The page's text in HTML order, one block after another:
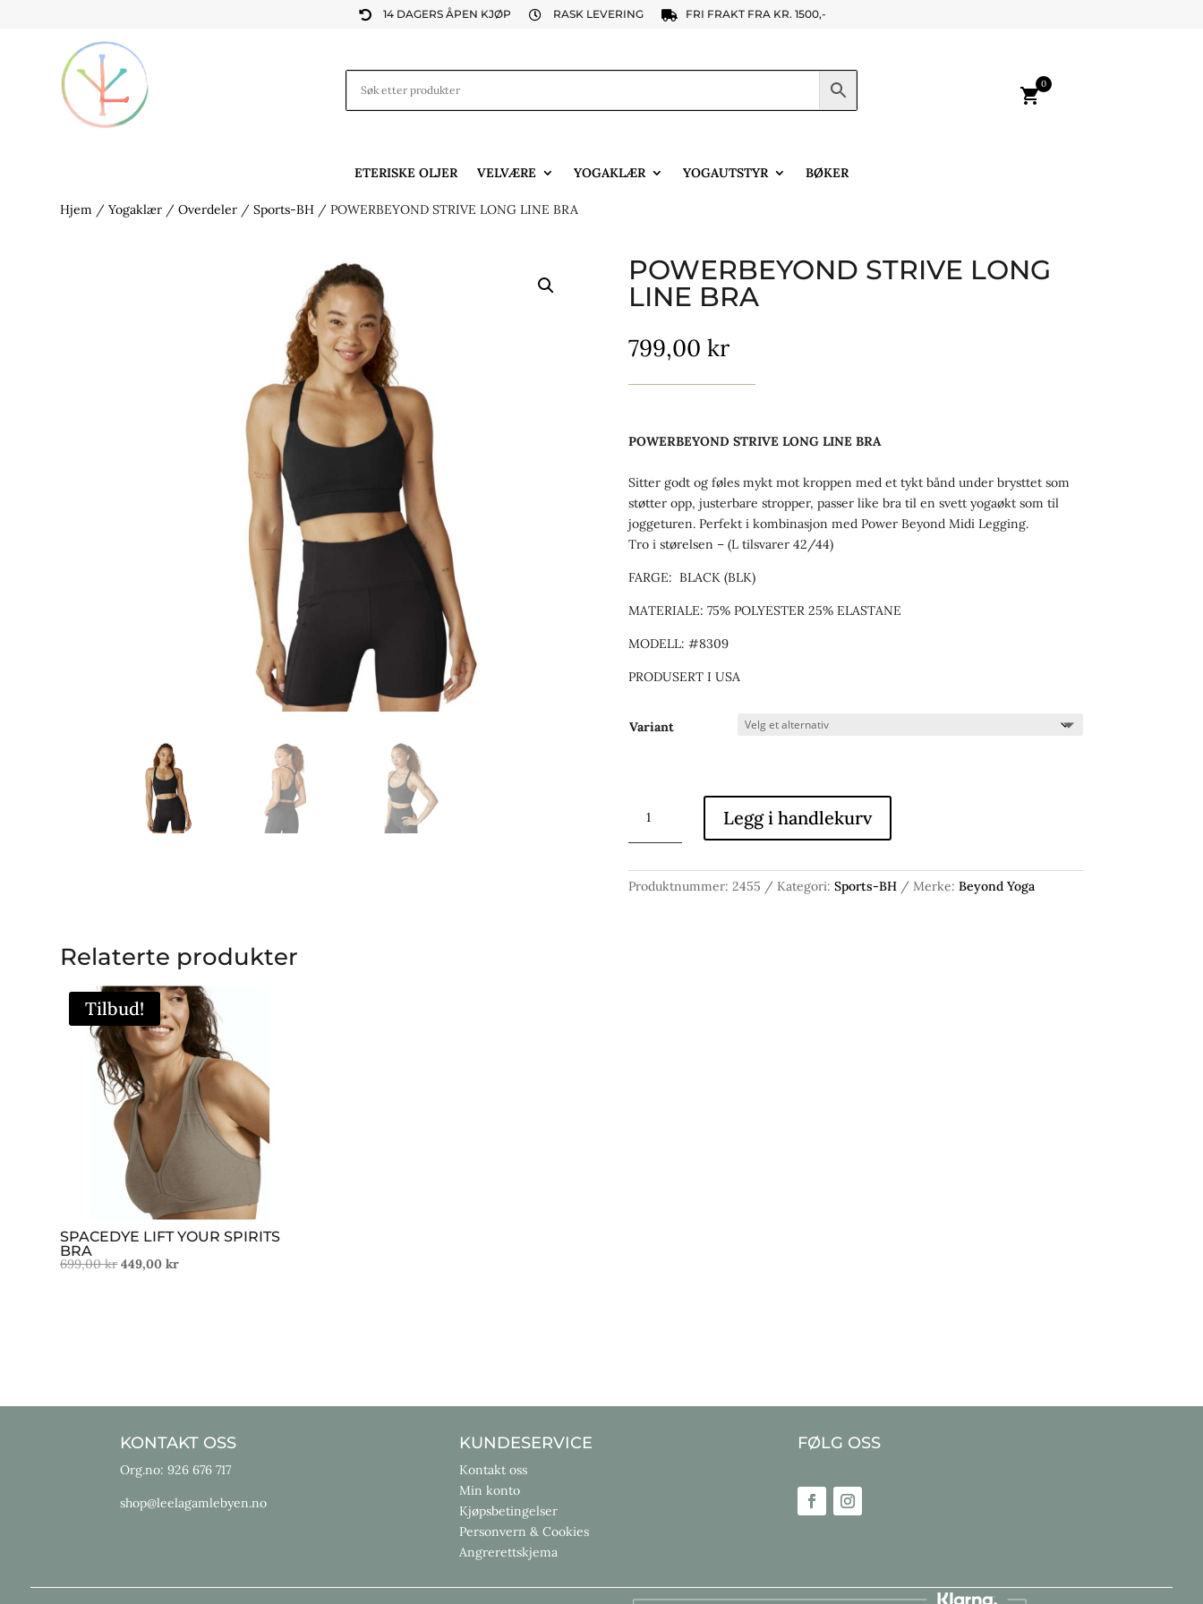
 14 DAGERS ÅPEN KJØP  RASK LEVERING  FRI FRAKT FRA KR. 1500,-
shopping_cart
0
ETERISKE OLJER VELVÆRE YOGAKLÆR YOGAUTSTYR BØKER
Hjem /Yogaklær /Overdeler /Sports-BH / POWERBEYOND STRIVE LONG LINE BRA
POWERBEYOND STRIVE LONG
LINE BRA
799,00 kr
POWERBEYOND STRIVE LONG LINE BRA
Sitter godt og føles mykt mot kroppen med et tykt bånd under brysttet som
støtter opp, justerbare stropper, passer like bra til en svett yogaøkt som til
joggeturen. Perfekt i kombinasjon med Power Beyond Midi Legging.
Tro i størelsen – (L tilsvarer 42/44)
FARGE: BLACK (BLK)
MATERIALE: 75% POLYESTER 25% ELASTANE
MODELL: #8309
PRODUSERT I USA
Variant
POWERBEYOND
STRIVE
LONG
BRA
Legg i handlekurv
Produktnummer: 2455 Kategori: Sports-BH Merke: Beyond Yoga
Relaterte produkter
Tilbud!
SPACEDYE LIFT YOUR SPIRITS
BRA
699,00kr Opprinnelig
449,00krNåværende
KONTAKT OSS
Org.no: 926 676 717
shop@leelagamlebyen.no
KUNDESERVICE
Kontakt oss
Min konto
Kjøpsbetingelser
Personvern & Cookies
Angrerettskjema
FØLG OSS